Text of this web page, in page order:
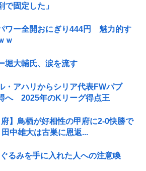
で固定した」
ワー全開おにぎり444円 魅力的す
ｗ
堀大輔氏、涙を流す
・アハリからシリア代表FWパブ
へ 2025年のKリーグ得点王
府】鳥栖が好相性の甲府に2-0快勝で
中雄大は古巣に恩返...
るみを手に入れた人への注意喚